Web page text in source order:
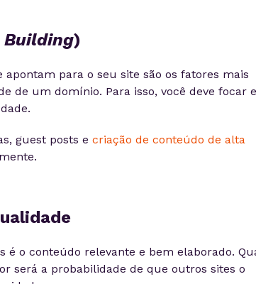
)
para o seu site são os fatores mais
de um domínio. Para isso, você deve focar
guest posts e criação de conteúdo de alta
o conteúdo relevante e bem elaborado.
será a probabilidade de que outros sites o